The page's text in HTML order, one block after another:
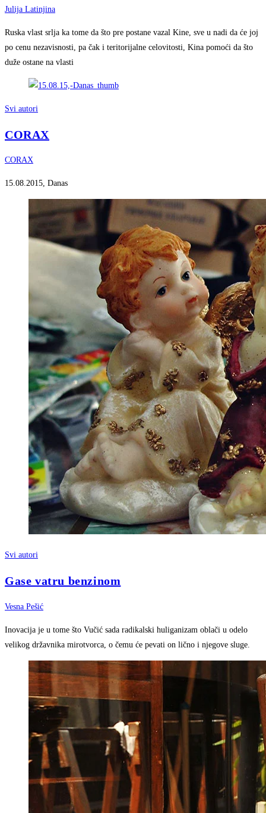
Julija Latinjina
Ruska vlast srlja ka tome da što pre postane vazal Kine, sve u nadi da će joj
po cenu nezavisnosti, pa čak i teritorijalne celovitosti, Kina pomoći da što
duže ostane na vlasti
Svi autori
CORAX
CORAX
15.08.2015, Danas
Svi autori
Gase vatru benzinom
Vesna Pešić
Inovacija je u tome što Vučić sada radikalski huliganizam oblači u odelo
velikog državnika mirotvorca, o čemu će pevati on lično i njegove sluge.